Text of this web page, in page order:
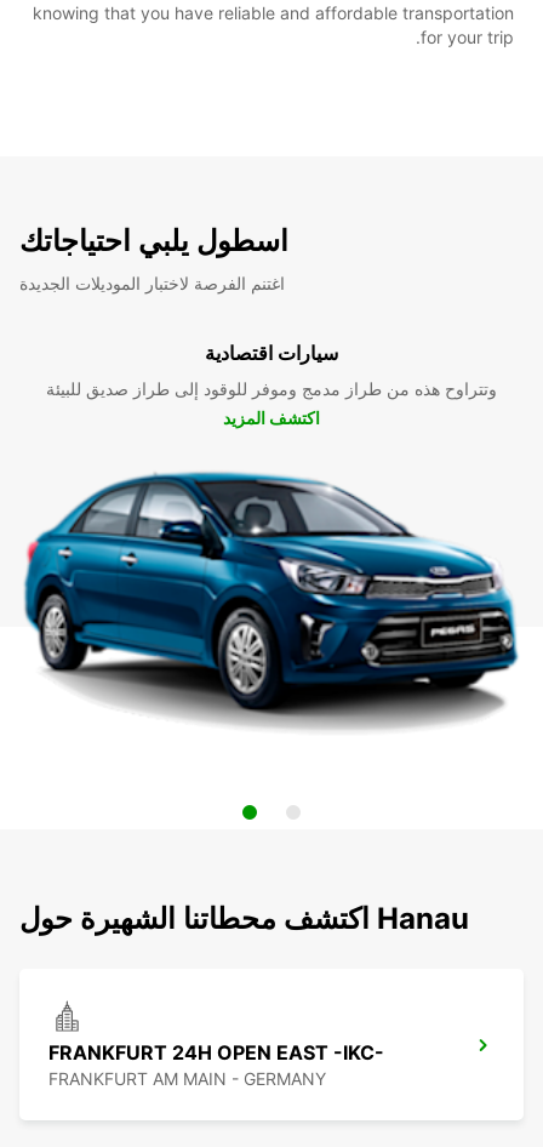
knowing that you have reliable and affordable transportation
for your trip.
اسطول يلبي احتياجاتك
اغتنم الفرصة لاختبار الموديلات الجديدة
سيارات اقتصادية
وتتراوح هذه من طراز مدمج وموفر للوقود إلى طراز صديق للبيئة
اكتشف المزيد
اكتشف محطاتنا الشهيرة حول Hanau
FRANKFURT 24H OPEN EAST -IKC-
FRANKFURT AM MAIN - GERMANY